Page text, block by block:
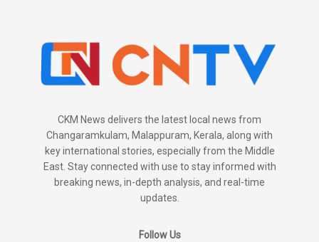
CKM News delivers the latest local news from
Changaramkulam, Malappuram, Kerala, along with
key international stories, especially from the Middle
East. Stay connected with use to stay informed with
breaking news, in-depth analysis, and real-time
updates.
Follow Us